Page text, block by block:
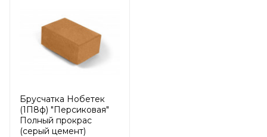
Брусчатка Нобетек
(1П8ф) "Персиковая"
Полный прокрас
(серый цемент)